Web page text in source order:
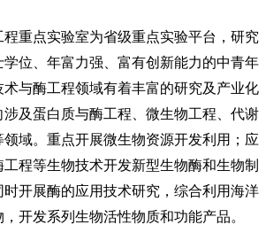
重点实验室为省级重点实验平台，研究
学位、年富力强、富有创新能力的中青年
与酶工程领域有着丰富的研究及产业化
及蛋白质与酶工程、微生物工程、代谢
域。重点开展微生物资源开发利用；应
程等生物技术开发新型生物酶和生物制
开展酶的应用技术研究，综合利用海洋
开发系列生物活性物质和功能产品。